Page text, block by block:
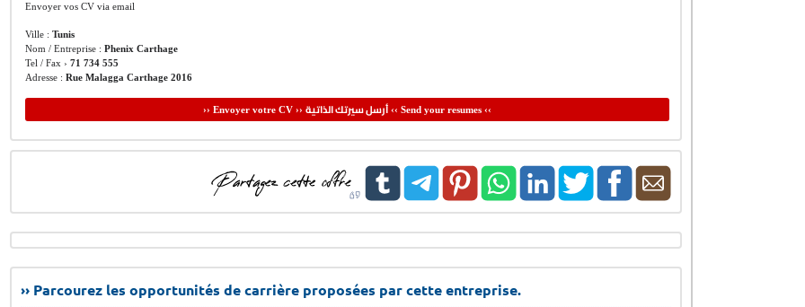
Envoyer vos CV via email
Ville : Tunis
Nom / Entreprise : Phenix Carthage
Tel / Fax › 71 734 555
Adresse : Rue Malagga Carthage 2016
›› Envoyer votre CV ›› أرسل سيرتك الذاتية‹‹ Send your resumes ‹‹
›› Parcourez les opportunités de carrière proposées par cette entreprise.